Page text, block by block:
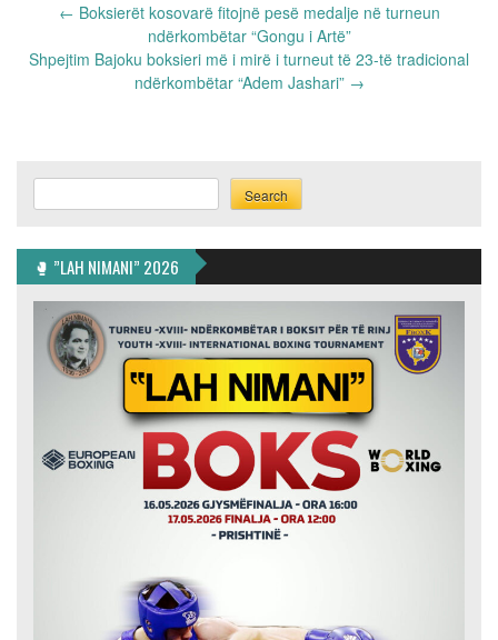
← Boksierët kosovarë fitojnë pesë medalje në turneun
ndërkombëtar “Gongu i Artë”
Shpejtim Bajoku boksieri më i mirë i turneut të 23-të tradicional
ndërkombëtar “Adem Jashari” →
Search
🥊 ”LAH NIMANI” 2026